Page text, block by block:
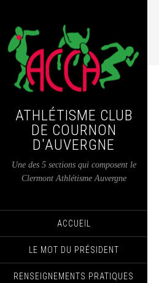
ATHLÉTISME CLUB
DE COURNON
D'AUVERGNE
Une des 5 sections qui composent le
Clermont Athlétisme Auvergne
ACCUEIL
LE MOT DU PRÉSIDENT
RENSEIGNEMENTS PRATIQUES